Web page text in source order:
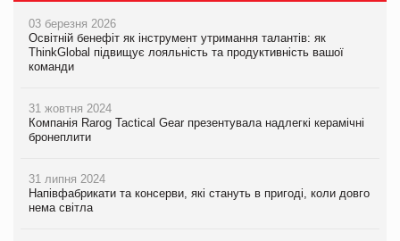
03 березня 2026
Освітній бенефіт як інструмент утримання талантів: як
ThinkGlobal підвищує лояльність та продуктивність вашої
команди
31 жовтня 2024
Компанія Rarog Tactical Gear презентувала надлегкі керамічні
бронеплити
31 липня 2024
Напівфабрикати та консерви, які стануть в пригоді, коли довго
нема світла